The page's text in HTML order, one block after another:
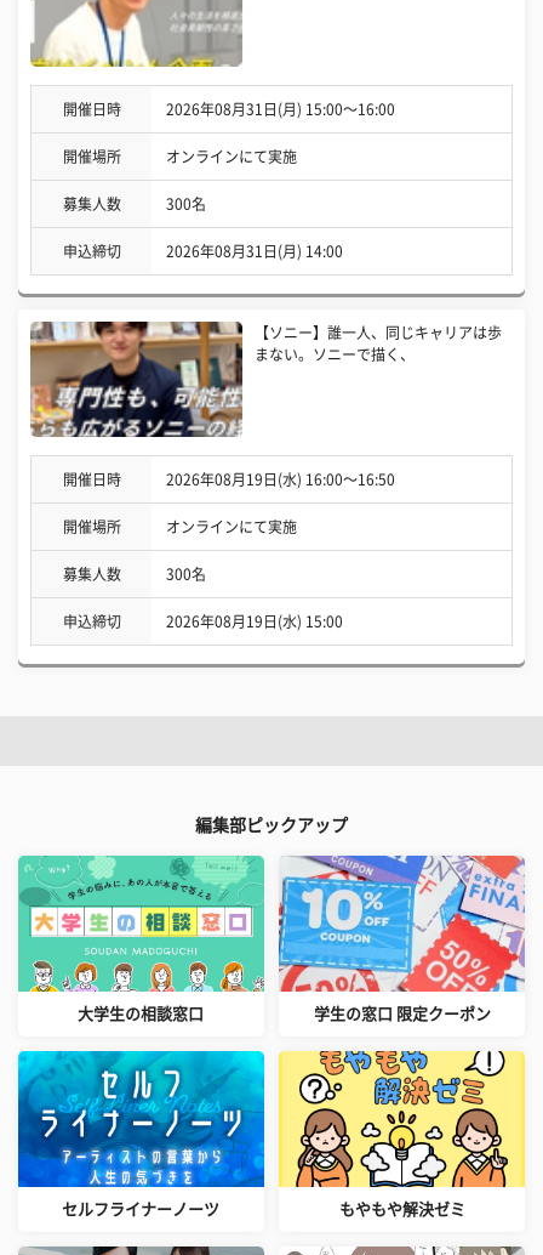
開催日時 2026年08月31日(月) 15:00〜16:00
開催場所 オンラインにて実施
募集人数 300名
申込締切 2026年08月31日(月) 14:00
【ソニー】誰一人、同じキャリアは歩
まない。ソニーで描く、
開催日時 2026年08月19日(水) 16:00〜16:50
開催場所 オンラインにて実施
募集人数 300名
申込締切 2026年08月19日(水) 15:00
編集部ピックアップ
大学生の相談窓口 学生の窓口 限定クーポン
セルフライナーノーツ もやもや解決ゼミ